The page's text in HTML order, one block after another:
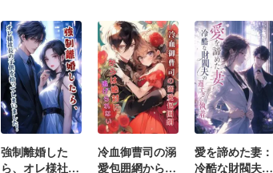
強制離婚した
ら、オレ様社長
冷血御曹司の溺
愛包囲網からは
愛を諦めた妻：
冷酷な財閥夫の